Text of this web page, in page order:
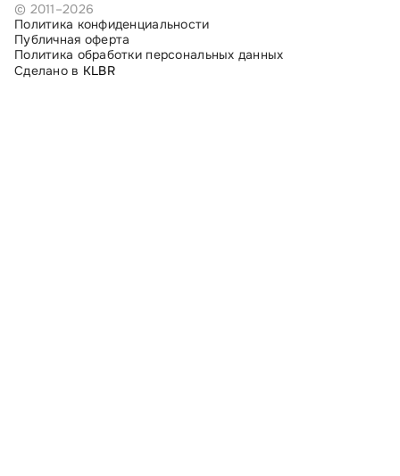
© 2011–2026
Политика конфиденциальности
Публичная оферта
Политика обработки персональных данных
Сделано в KLBR